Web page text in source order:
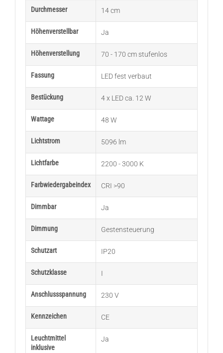
Durchmesser 14 cm
Höhenverstellbar Ja
Höhenverstellung 70 - 170 cm stufenlos
Fassung LED fest verbaut
Bestückung 4 x LED ca. 12 W
Wattage 48 W
Lichtstrom 5096 lm
Lichtfarbe 2200 - 3000 K
Farbwiedergabeindex CRI >90
Dimmbar Ja
Dimmung Gestensteuerung
Schutzart IP20
Schutzklasse I
Anschlussspannung 230 V
Kennzeichen CE
Leuchtmittel
inklusive
Ja